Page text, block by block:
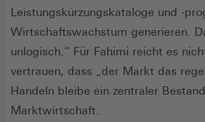
Leistungskürzungskataloge und -
Wirtschaftswachstum generieren.
unlogisch.“ Für Fahimi reicht es
vertrauen, dass „der Markt das
Handeln bleibe ein zentraler
Marktwirtschaft.